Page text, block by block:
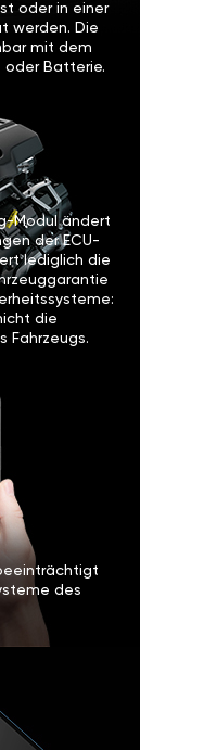
oder in einer
werden. Die
mit dem
oder Batterie.
Modul ändert
der ECU-
lediglich die
die
Fahrzeugs.
des